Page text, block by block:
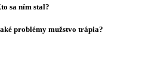
sa ním stal?
problémy mužstvo trápia?